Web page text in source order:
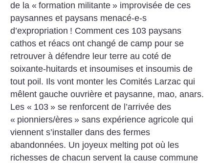
de la « formation militante » improvisée de ces
paysannes et paysans menacé-e-s
d’expropriation ! Comment ces 103 paysans
cathos et réacs ont changé de camp pour se
retrouver à défendre leur terre au coté de
soixante-huitards et insoumises et insoumis de
tout poil. Ils vont monter les Comités Larzac qui
mêlent gauche ouvrière et paysanne, mao, anars.
Les « 103 » se renforcent de l’arrivée des
« pionniers/ères » sans expérience agricole qui
viennent s’installer dans des fermes
abandonnées. Un joyeux melting pot où les
richesses de chacun servent la cause commune